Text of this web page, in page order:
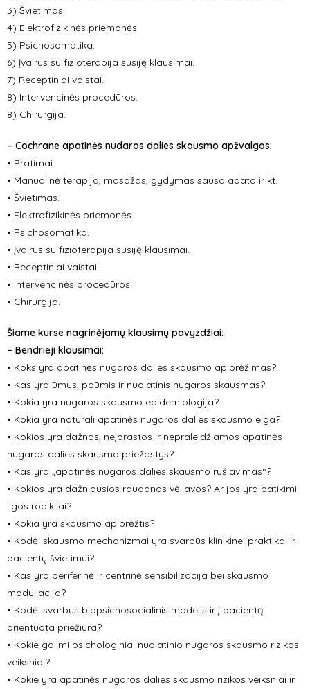
3) Švietimas.
4) Elektrofizikinės priemonės.
5) Psichosomatika.
6) Įvairūs su fizioterapija susiję klausimai.
7) Receptiniai vaistai.
8) Intervencinės procedūros.
8) Chirurgija.
– Cochrane apatinės nudaros dalies skausmo apžvalgos:
• Pratimai.
• Manualinė terapija, masažas, gydymas sausa adata ir kt.
• Švietimas.
• Elektrofizikinės priemonės.
• Psichosomatika.
• Įvairūs su fizioterapija susiję klausimai.
• Receptiniai vaistai.
• Intervencinės procedūros.
• Chirurgija.
Šiame kurse nagrinėjamų klausimų pavyzdžiai:
– Bendrieji klausimai:
• Koks yra apatinės nugaros dalies skausmo apibrėžimas?
• Kas yra ūmus, poūmis ir nuolatinis nugaros skausmas?
• Kokia yra nugaros skausmo epidemiologija?
• Kokia yra natūrali apatinės nugaros dalies skausmo eiga?
• Kokios yra dažnos, neįprastos ir nepraleidžiamos apatinės
nugaros dalies skausmo priežastys?
• Kas yra „apatinės nugaros dalies skausmo rūšiavimas“?
• Kokios yra dažniausios raudonos vėliavos? Ar jos yra patikimi
ligos rodikliai?
• Kokia yra skausmo apibrėžtis?
• Kodėl skausmo mechanizmai yra svarbūs klinikinei praktikai ir
pacientų švietimui?
• Kas yra periferinė ir centrinė sensibilizacija bei skausmo
moduliacija?
• Kodėl svarbus biopsichosocialinis modelis ir į pacientą
orientuota priežiūra?
• Kokie galimi psichologiniai nuolatinio nugaros skausmo rizikos
veiksniai?
• Kokie yra apatinės nugaros dalies skausmo rizikos veiksniai ir